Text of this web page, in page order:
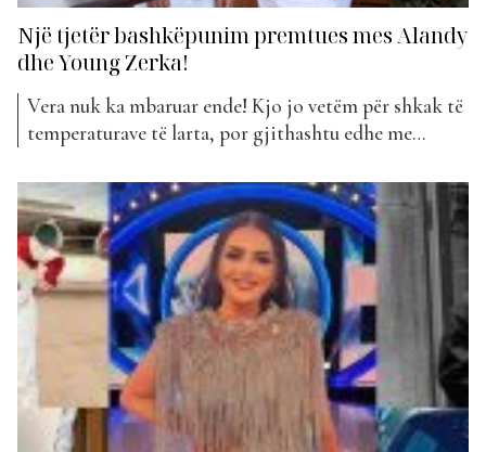
Një tjetër bashkëpunim premtues mes Alandy
dhe Young Zerka!
Vera nuk ka mbaruar ende! Kjo jo vetëm për shkak të
temperaturave të larta, por gjithashtu edhe me
premton të ‘nxehi’ situatën është bashkëpunimi më i
fundit i Alandy dhe Young Zerka. Këta dy artistë na
kishin munguar prej disa muajsh...